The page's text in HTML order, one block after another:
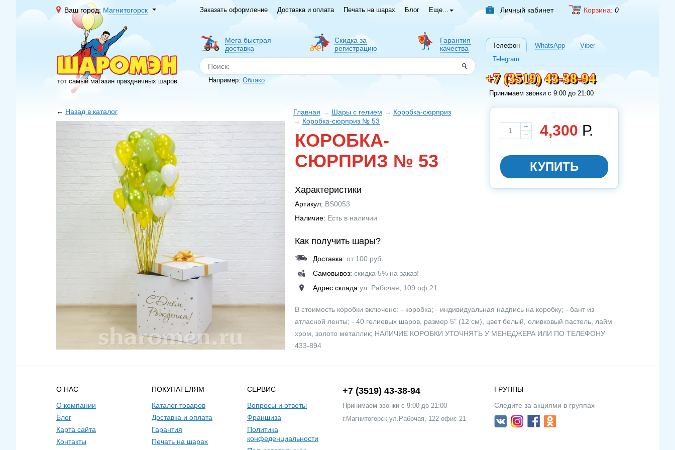
Ваш город: Магнитогорск Личный кабинет Корзина: 0
Заказать оформление Доставка и оплата Печать на шарах Блог Еще...
тот самый магазин праздничных шаров
Мега быстрая
доставка
Скидка за
регистрацию
Гарантия
качества
Например: Облако
Телефон WhatsApp
Viber
Telegram
+7 (3519) 43-38-94
Принимаем звонки c 9:00 до 21:00
← Назад в каталог Главная Шары с гелием
Коробка-сюрприз
Коробка-сюрприз № 53
КОРОБКА-
СЮРПРИЗ № 53
Характеристики
Артикул: BS0053
Наличие: Есть в наличии
Как получить шары?
Доставка: от 100 руб.
Самовывоз: скидка 5% на заказ!
Адрес склада:ул. Рабочая, 109 оф.21
4,300 Р.
КУПИТЬ
В стоимость коробки включено: - коробка; - индивидуальная надпись на коробку; - бант из
атласной ленты; - 40 гелиевых шаров, размер 5" (12 см), цвет белый, оливковый пастель, лайм
хром, золото металлик; НАЛИЧИЕ КОРОБКИ УТОЧНЯТЬ У МЕНЕДЖЕРА ИЛИ ПО ТЕЛЕФОНУ
433-894
О НАС
О компании
Блог
Карта сайта
Контакты
ПОКУПАТЕЛЯМ
Каталог товаров
Доставка и оплата
Гарантия
Печать на шарах
СЕРВИС
Вопросы и ответы
Франшиза
Политика
конфеденциальности
+7 (3519) 43-38-94
Принимаем звонки c 9:00 до 21:00
г.Магнитогорск ул.Рабочая, 122 офис 21
ГРУППЫ
Следите за акциями в группах